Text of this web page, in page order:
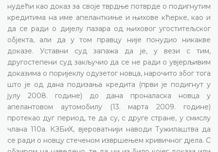
нудећи као доказ за своје тврдње потврде о подигнутим
кредитима на име апеланткиње и њихове кћерке, као и
да се ради о дијелу пазара од њиховог угоститељског
објекта, али да у том правцу није понудио никакве
доказе. Уставни суд запажа да је, у вези с тим,
другостепени суд закључио да се не ради о увјерљивим
доказима о поријеклу одузетог новца, нарочито због тога
што је од дана подизања кредита (први је подигнут у
јулу 2008. године) до дана проналаска новца у
апелантовом аутомобилу (13. марта 2009. године)
протекао дуг период, те да су, с друге стране, у смислу
члана 110а. КЗБиХ, вјероватнији наводи Тужилаштва да
се ради о новцу стеченом извршењем кривичног дјела. С